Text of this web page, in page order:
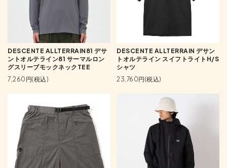
DESCENTE ALLTERRAIN81 デサ
ントオルテライン81 サーマルロン
グスリーブモックネックTEE
7,260円(税込)
DESCENTE ALLTERRAIN デサン
トオルテライン スイフトライトH/S
シャツ
23,760円(税込)